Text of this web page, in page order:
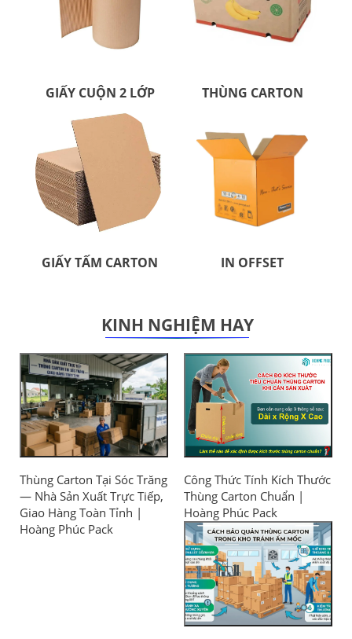
GIẤY CUỘN 2 LỚP THÙNG CARTON
GIẤY TẤM CARTON IN OFFSET
KINH NGHIỆM HAY
Thùng Carton Tại Sóc Trăng
— Nhà Sản Xuất Trực Tiếp,
Giao Hàng Toàn Tỉnh |
Hoàng Phúc Pack
Công Thức Tính Kích Thước
Thùng Carton Chuẩn |
Hoàng Phúc Pack